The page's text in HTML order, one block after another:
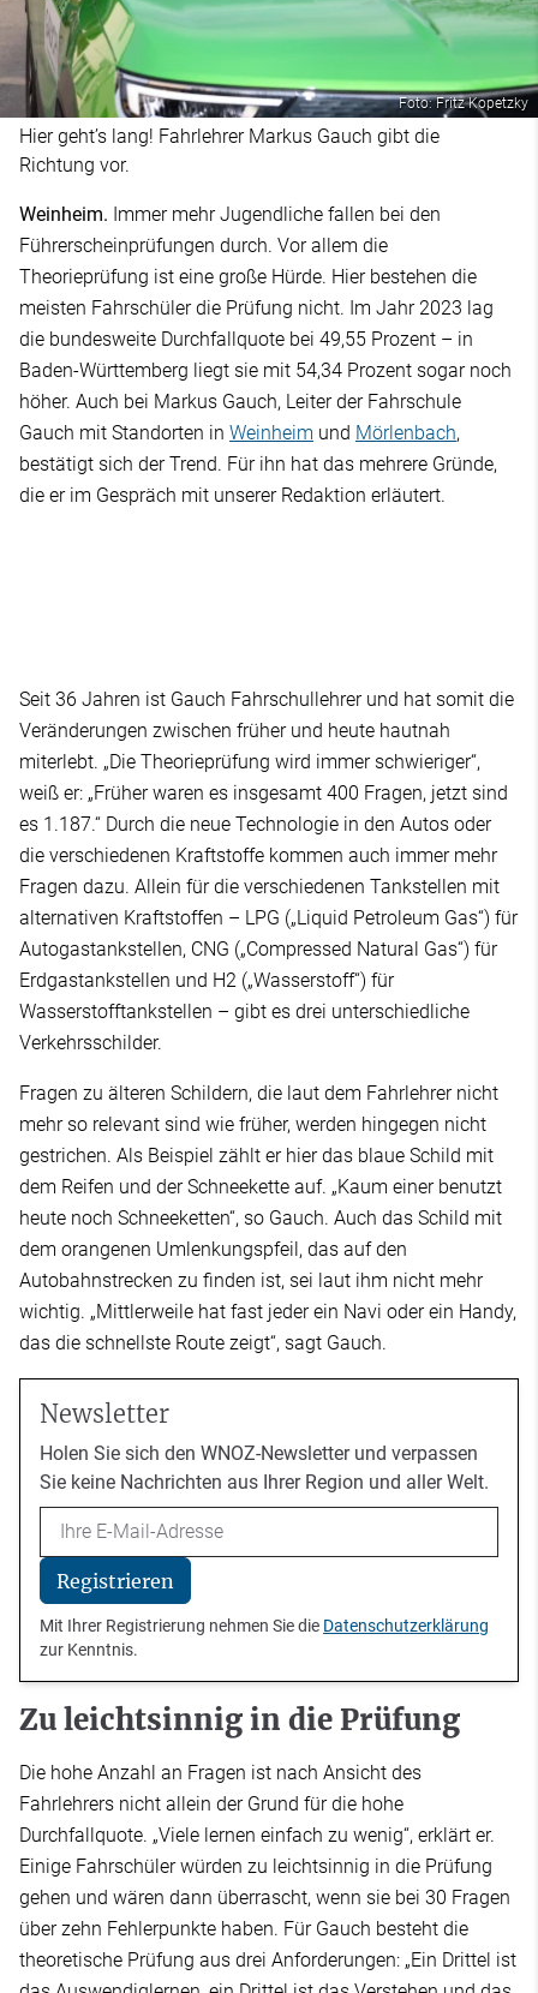
Foto: Fritz Kopetzky
Hier geht’s lang! Fahrlehrer Markus Gauch gibt die
Richtung vor.
Weinheim. Immer mehr Jugendliche fallen bei den
Führerscheinprüfungen durch. Vor allem die
Theorieprüfung ist eine große Hürde. Hier bestehen die
meisten Fahrschüler die Prüfung nicht. Im Jahr 2023 lag
die bundesweite Durchfallquote bei 49,55 Prozent – in
Baden-Württemberg liegt sie mit 54,34 Prozent sogar noch
höher. Auch bei Markus Gauch, Leiter der Fahrschule
Gauch mit Standorten in Weinheim und Mörlenbach,
bestätigt sich der Trend. Für ihn hat das mehrere Gründe,
die er im Gespräch mit unserer Redaktion erläutert.
Seit 36 Jahren ist Gauch Fahrschullehrer und hat somit die
Veränderungen zwischen früher und heute hautnah
miterlebt. „Die Theorieprüfung wird immer schwieriger“,
weiß er: „Früher waren es insgesamt 400 Fragen, jetzt sind
es 1.187.“ Durch die neue Technologie in den Autos oder
die verschiedenen Kraftstoffe kommen auch immer mehr
Fragen dazu. Allein für die verschiedenen Tankstellen mit
alternativen Kraftstoffen – LPG („Liquid Petroleum Gas“) für
Autogastankstellen, CNG („Compressed Natural Gas“) für
Erdgastankstellen und H2 („Wasserstoff“) für
Wasserstofftankstellen – gibt es drei unterschiedliche
Verkehrsschilder.
Fragen zu älteren Schildern, die laut dem Fahrlehrer nicht
mehr so relevant sind wie früher, werden hingegen nicht
gestrichen. Als Beispiel zählt er hier das blaue Schild mit
dem Reifen und der Schneekette auf. „Kaum einer benutzt
heute noch Schneeketten“, so Gauch. Auch das Schild mit
dem orangenen Umlenkungspfeil, das auf den
Autobahnstrecken zu finden ist, sei laut ihm nicht mehr
wichtig. „Mittlerweile hat fast jeder ein Navi oder ein Handy,
das die schnellste Route zeigt“, sagt Gauch.
Newsletter
Holen Sie sich den WNOZ-Newsletter und verpassen
Sie keine Nachrichten aus Ihrer Region und aller Welt.
Email
Registrieren
Mit Ihrer Registrierung nehmen Sie die Datenschutzerklärung
zur Kenntnis.
Zu leichtsinnig in die Prüfung
Die hohe Anzahl an Fragen ist nach Ansicht des
Fahrlehrers nicht allein der Grund für die hohe
Durchfallquote. „Viele lernen einfach zu wenig“, erklärt er.
Einige Fahrschüler würden zu leichtsinnig in die Prüfung
gehen und wären dann überrascht, wenn sie bei 30 Fragen
über zehn Fehlerpunkte haben. Für Gauch besteht die
theoretische Prüfung aus drei Anforderungen: „Ein Drittel ist